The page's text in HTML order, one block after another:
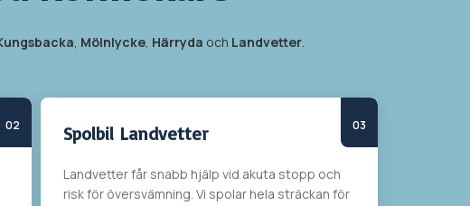
, Mölnlycke, Härryda och Landvetter.
Spolbil Landvetter
Landvetter får snabb hjälp vid akuta stopp och
risk för översvämning. Vi spolar hela sträckan för